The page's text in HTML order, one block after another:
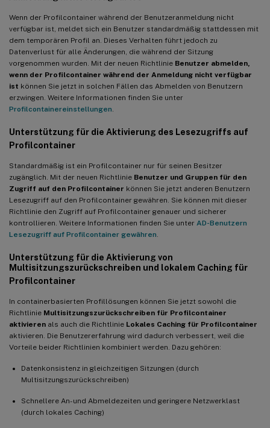
Wenn der Profilcontainer während der Benutzeranmeldung nicht
verfügbar ist, meldet sich ein Benutzer standardmäßig stattdessen mit
dem temporären Profil an. Dieses Verhalten führt jedoch zu
Datenverlust für alle Änderungen, die während der Sitzung
vorgenommen wurden. Mit der neuen Richtlinie Benutzer abmelden,
wenn der Profilcontainer während der Anmeldung nicht verfügbar
ist können Sie jetzt in solchen Fällen das Abmelden von Benutzern
erzwingen. Weitere Informationen finden Sie unter
Profilcontainereinstellungen
Unterstützung für die Aktivierung des Lesezugriffs auf
Profilcontainer
Standardmäßig ist ein Profilcontainer nur für seinen Besitzer
zugänglich. Mit der neuen Richtlinie Benutzer und Gruppen für den
Zugriff auf den Profilcontainer können Sie jetzt anderen Benutzern
Lesezugriff auf den Profilcontainer gewähren. Sie können mit dieser
Richtlinie den Zugriff auf Profilcontainer genauer und sicherer
kontrollieren. Weitere Informationen finden Sie unter AD-Benutzern
Lesezugriff auf Profilcontainer gewähren
Unterstützung für die Aktivierung von
Multisitzungszurückschreiben und lokalem Caching für
Profilcontainer
In containerbasierten Profillösungen können Sie jetzt sowohl die
Richtlinie Multisitzungszurückschreiben für Profilcontainer
aktivieren als auch die Richtlinie Lokales Caching für Profilcontainer
aktivieren. Die Benutzererfahrung wird dadurch verbessert, weil die
Vorteile beider Richtlinien kombiniert werden. Dazu gehören:
Datenkonsistenz in gleichzeitigen Sitzungen (durch
Multisitzungszurückschreiben)
Schnellere An- und Abmeldezeiten und geringere Netzwerklast
(durch lokales Caching)